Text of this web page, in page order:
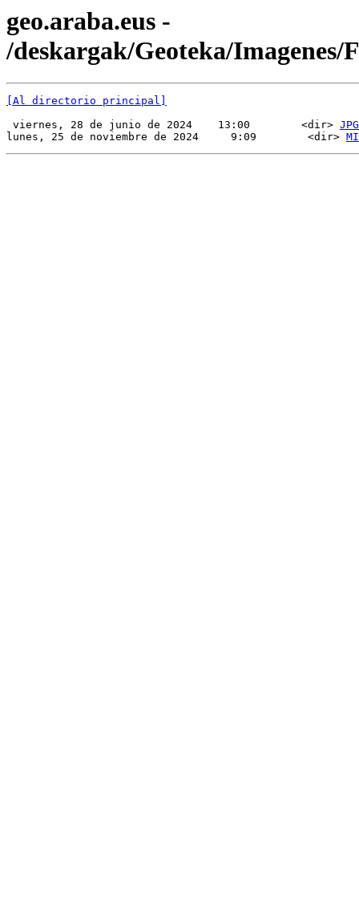
geo.araba.eus -
/deskargak/Geoteka/Imagenes/
[Al directorio principal]
viernes, 28 de junio de 2024    13:00        <dir> JPG
lunes, 25 de noviembre de 2024     9:09        <dir>